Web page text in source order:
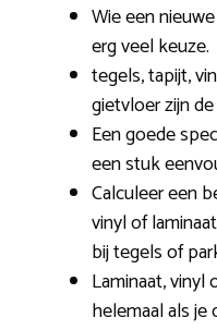
Wie een
erg veel keuze.
tegels, tapijt,
gietvloer zijn
Een goede
een stuk
Calculeer een
vinyl of
bij tegels of
Laminaat,
helemaal als je